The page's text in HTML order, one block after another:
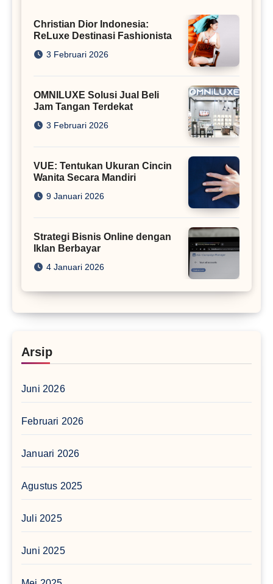
Christian Dior Indonesia:
ReLuxe Destinasi Fashionista
3 Februari 2026
OMNILUXE Solusi Jual Beli
Jam Tangan Terdekat
3 Februari 2026
VUE: Tentukan Ukuran Cincin
Wanita Secara Mandiri
9 Januari 2026
Strategi Bisnis Online dengan
Iklan Berbayar
4 Januari 2026
Arsip
Juni 2026
Februari 2026
Januari 2026
Agustus 2025
Juli 2025
Juni 2025